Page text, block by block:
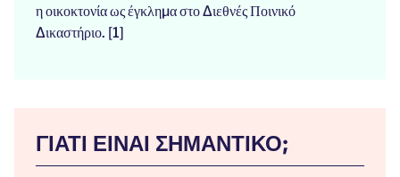
η οικοκτονία ως έγκλημα στο Διεθνές Ποινικό
Δικαστήριο. [1]
ΓΙΑΤΊ ΕΊΝΑΙ ΣΗΜΑΝΤΙΚΌ;